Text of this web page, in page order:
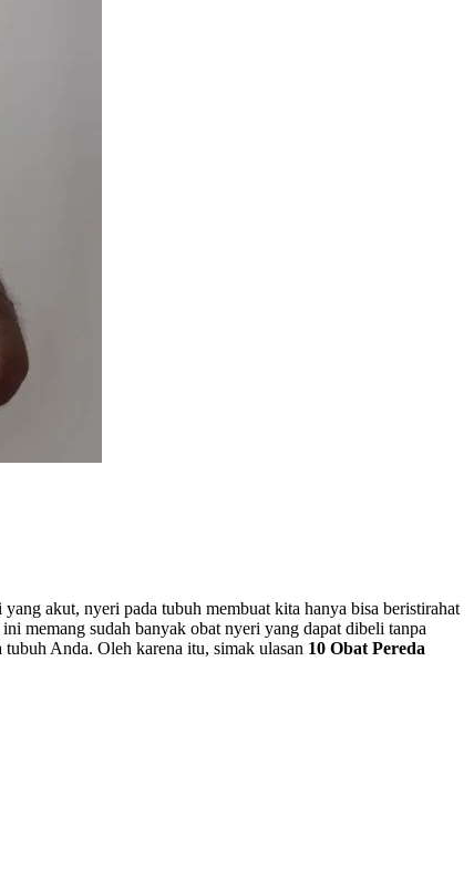
akut, nyeri pada tubuh membuat kita hanya bisa beristirahat
memang sudah banyak obat nyeri yang dapat dibeli tanpa
Anda. Oleh karena itu, simak ulasan 10 Obat Pereda